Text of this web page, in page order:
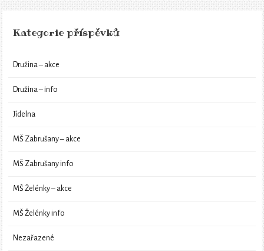
Kategorie příspěvků
Družina – akce
Družina – info
Jídelna
MŠ Zabrušany – akce
MŠ Zabrušany info
MŠ Želénky – akce
MŠ Želénky info
Nezařazené